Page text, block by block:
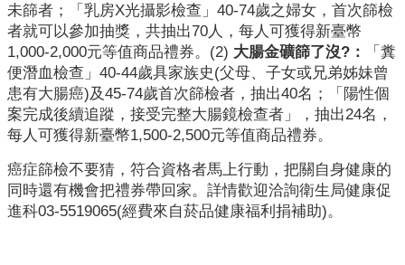
便
民
服
務
政
府
訊
公
開
未篩者；「乳房X光攝影檢查」40-74歲之婦女，首次篩檢
者就可以參加抽獎，共抽出70人，每人可獲得新臺幣
1,000-2,000元等值商品禮券。(2) 大腸金礦篩了沒?：
「糞
便潛血檢查」40-44歲具家族史(父母、子女或兄弟姊妹曾
患有大腸癌)及45-74歲首次篩檢者，抽出40名；「陽性個
案完成後續追蹤，接受完整大腸鏡檢查者」，抽出24名，
每人可獲得新臺幣1,500-2,500元等值商品禮券。
癌症篩檢不要猜，符合資格者馬上行動，把關自身健康的
同時還有機會把禮券帶回家。詳情歡迎洽詢衛生局健康促
進科03-5519065(經費來自菸品健康福利捐補助)。